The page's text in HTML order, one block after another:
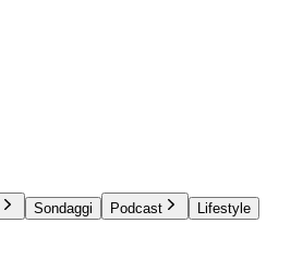
Sondaggi Podcast
Lifestyle